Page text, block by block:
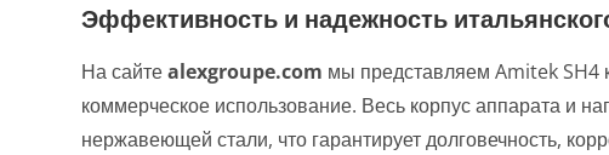
Эффективность и надежность
На сайтеalexgroupe.com мы представляем Amitek SH4
коммерческое использование. Весь корпус аппарата и
нержавеющей стали, что гарантирует долговечность,